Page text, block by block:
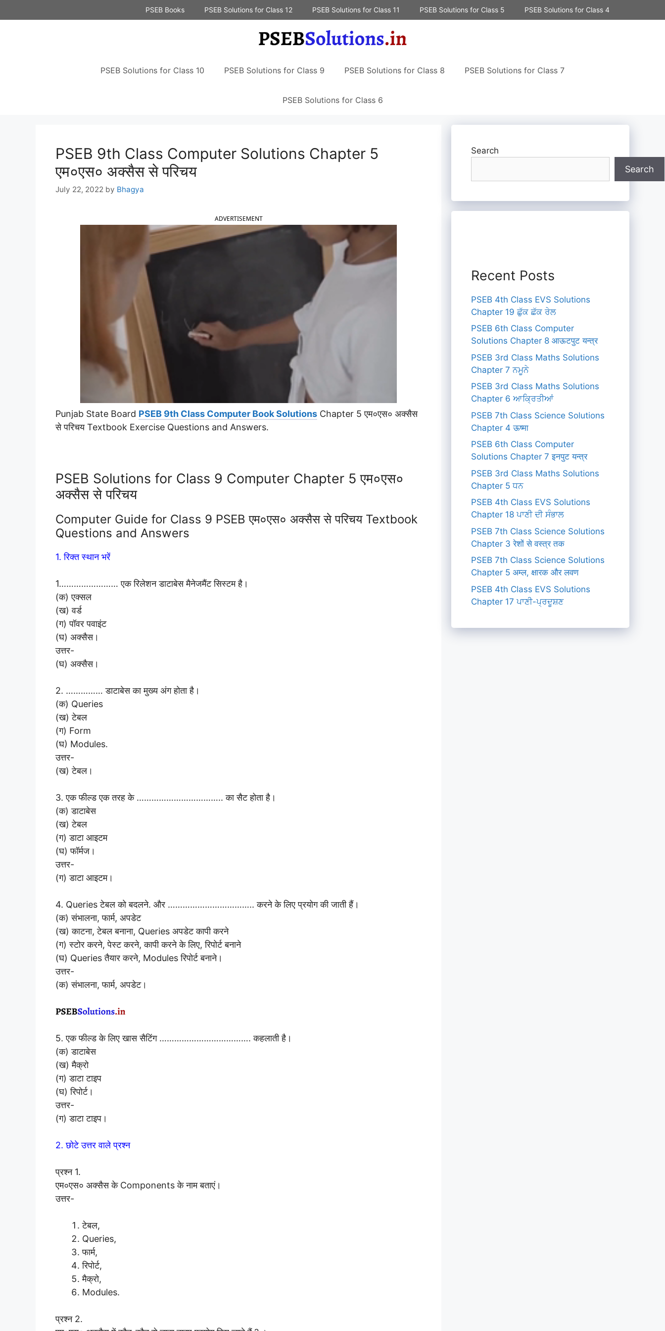
to
PSEB Books PSEB Solutions for Class 12 PSEB Solutions for Class 11 PSEB Solutions for Class 5 PSEB Solutions for Class 4
PSEB Solutions for Class 10 PSEB Solutions for Class 9 PSEB Solutions for Class 8 PSEB Solutions for Class 7
PSEB Solutions for Class 6
PSEB 9th Class Computer Solutions Chapter 5
एम०एस० अक्सैस से परिचय
July 22, 2022 by Bhagya
ADVERTISEMENT
Punjab State Board PSEB 9th Class Computer Book Solutions Chapter 5 एम०एस० अक्सैस
से परिचय Textbook Exercise Questions and Answers.
PSEB Solutions for Class 9 Computer Chapter 5 एम०एस०
अक्सैस से परिचय
Computer Guide for Class 9 PSEB एम०एस० अक्सैस से परिचय Textbook
Questions and Answers
1. रिक्त स्थान भरें
1…………………… एक रिलेशन डाटाबेस मैनेजमैंट सिस्टम है।
(क) एक्सल
(ख) वर्ड
(ग) पॉवर पवाइंट
(घ) अक्सैस।
उत्तर-
(घ) अक्सैस।
2. …………… डाटाबेस का मुख्य अंग होता है।
(क) Queries
(ख) टेबल
(ग) Form
(घ) Modules.
उत्तर-
(ख) टेबल।
3. एक फील्ड एक तरह के …………………………….. का सैट होता है।
(क) डाटाबेस
(ख) टेबल
(ग) डाटा आइटम
(घ) फॉर्मज।
उत्तर-
(ग) डाटा आइटम।
4. Queries टेबल को बदलने. और …………………………….. करने के लिए प्रयोग की जाती हैं।
(क) संभालना, फार्म, अपडेट
(ख) काटना, टेबल बनाना, Queries अपडेट कापी करने
(ग) स्टोर करने, पेस्ट करने, कापी करने के लिए, रिपोर्ट बनाने
(घ) Queries तैयार करने, Modules रिपोर्ट बनाने।
उत्तर-
(क) संभालना, फार्म, अपडेट।
5. एक फील्ड के लिए खास सैटिंग ………………………………. कहलाती है।
(क) डाटाबेस
(ख) मैक्रो
(ग) डाटा टाइप
(घ) रिपोर्ट।
उत्तर-
(ग) डाटा टाइप।
2. छोटे उत्तर वाले प्रश्न
प्रश्न 1.
एम०एस० अक्सैस के Components के नाम बताएं।
उत्तर-
टेबल,
Queries,
फार्म,
रिपोर्ट,
मैक्रो,
Modules.
प्रश्न 2.
Search
Search
Recent Posts
PSEB 4th Class EVS Solutions
Chapter 19 ਛੁੱਕ ਛੱਕ ਰੇਲ
PSEB 6th Class Computer
Solutions Chapter 8 आऊटपुट यन्त्र
PSEB 3rd Class Maths Solutions
Chapter 7 ਨਮੂਨੇ
PSEB 3rd Class Maths Solutions
Chapter 6 ਆਕ੍ਰਿਤੀਆਂ
PSEB 7th Class Science Solutions
Chapter 4 ऊष्मा
PSEB 6th Class Computer
Solutions Chapter 7 इनपुट यन्त्र
PSEB 3rd Class Maths Solutions
Chapter 5 ਧਨ
PSEB 4th Class EVS Solutions
Chapter 18 ਪਾਣੀ ਦੀ ਸੰਭਾਲ
PSEB 7th Class Science Solutions
Chapter 3 रेशों से वस्त्र तक
PSEB 7th Class Science Solutions
Chapter 5 अम्ल, क्षारक और लवण
PSEB 4th Class EVS Solutions
Chapter 17 ਪਾਣੀ-ਪ੍ਰਦੂਸ਼ਣ